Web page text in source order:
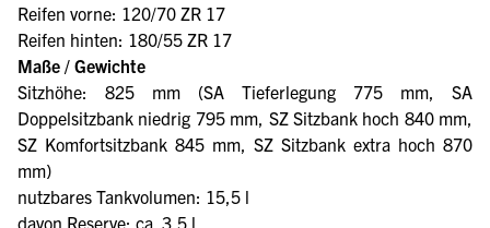
Reifen vorne: 120/70 ZR 17
Reifen hinten: 180/55 ZR 17
Maße / Gewichte
Sitzhöhe: 825 mm (SA Tieferlegung 775 mm, SA
Doppelsitzbank niedrig 795 mm, SZ Sitzbank hoch 840 mm,
SZ Komfortsitzbank 845 mm, SZ Sitzbank extra hoch 870
mm)
nutzbares Tankvolumen: 15,5 l
davon Reserve: ca. 3,5 l